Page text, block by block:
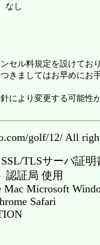
なし
セル料規定を設けており
きましてはお早めにお
により変更する可能性
golf/12/ All
TLSサーバ証
認証局 使用
Microsoft
Safari